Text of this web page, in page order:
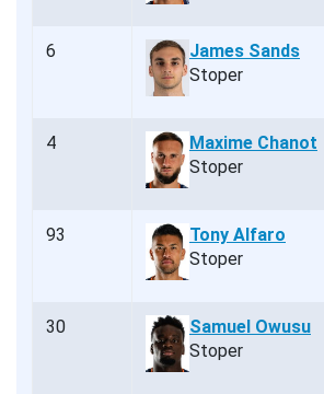
6
James Sands
Stoper
4
Maxime Chanot
Stoper
93
Tony Alfaro
Stoper
30
Samuel Owusu
Stoper